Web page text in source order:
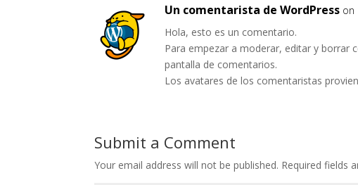
Un comentarista de WordPress on
Hola, esto es un comentario.
Para empezar a moderar, editar y borrar
pantalla de comentarios.
Los avatares de los comentaristas
Submit a Comment
Your email address will not be published. Required fields